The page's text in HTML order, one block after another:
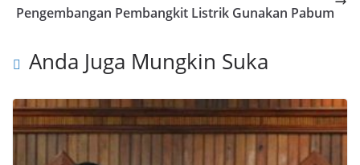
Pengembangan Pembangkit Listrik Gunakan Pabum
Anda Juga Mungkin Suka